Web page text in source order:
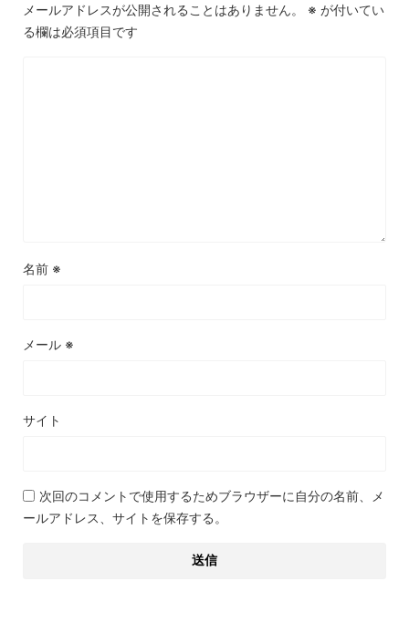
メールアドレスが公開されることはありません。 ※ が付いてい
る欄は必須項目です
名前 ※
メール ※
サイト
次回のコメントで使用するためブラウザーに自分の名前、メ
ールアドレス、サイトを保存する。